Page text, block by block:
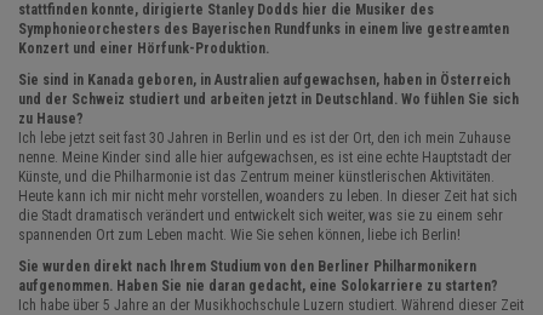
stattfinden konnte, dirigierte Stanley Dodds hier die Musiker des
Symphonieorchesters des Bayerischen Rundfunks in einem live gestreamten
Konzert und einer Hörfunk-Produktion.
Sie sind in Kanada geboren, in Australien aufgewachsen, haben in Österreich
und der Schweiz studiert und arbeiten jetzt in Deutschland. Wo fühlen Sie sich
zu Hause?
Ich lebe jetzt seit fast 30 Jahren in Berlin und es ist der Ort, den ich mein Zuhause
nenne. Meine Kinder sind alle hier aufgewachsen, es ist eine echte Hauptstadt der
Künste, und die Philharmonie ist das Zentrum meiner künstlerischen Aktivitäten.
Heute kann ich mir nicht mehr vorstellen, woanders zu leben. In dieser Zeit hat sich
die Stadt dramatisch verändert und entwickelt sich weiter, was sie zu einem sehr
spannenden Ort zum Leben macht. Wie Sie sehen können, liebe ich Berlin!
Sie wurden direkt nach Ihrem Studium von den Berliner Philharmonikern
aufgenommen. Haben Sie nie daran gedacht, eine Solokarriere zu starten?
Ich habe über 5 Jahre an der Musikhochschule Luzern studiert. Während dieser Zeit